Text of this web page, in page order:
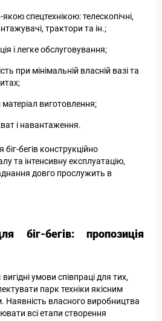
якою спецтехнікою: телескопічні,
трактори та ін.;
і легке обслуговування;
при мінімальній власній вазі та
виготовлення;
і навантаження.
бегів конструкційно
та інтенсивну експлуатацію,
довго прослужить в
біг-бегів: пропозиція
умови співпраці для тих,
парк техніки якісним
Наявність власного виробництва
всі етапи створення